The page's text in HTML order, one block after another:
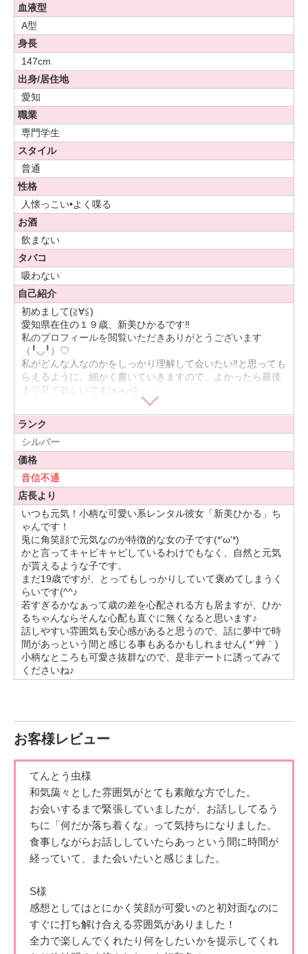
血液型
A型
身長
147cm
出身/居住地
愛知
職業
専門学生
スタイル
普通
性格
人懐っこい•よく喋る
お酒
飲まない
タバコ
吸わない
自己紹介
初めまして(≧∀≦)
愛知県在住の１９歳、新美ひかるです‼︎
私のプロフィールを閲覧いただきありがとうございます
（╹◡╹）♡
私がどんな人なのかをしっかり理解して会いたい‼︎と思っても
らえるように、細かく書いていきますので、よかったら最後
まで見て欲しいです(๑˃̵ᴗ˂̵)
私の性格を大胆にまとめると、とにかくいつも笑顔で明るい
ところが私の長所で、一緒に居てきっと元気になれます‼︎
その日の最後に笑顔でまたねができる自信あります‼︎
元気が欲しいならひかるまで♡笑っ
インドアかアウトドアかですと、アウトドア派ですが、家で
映画鑑賞とかゆっくりするのも好きです（≧∇≦）
また、前のバイト先にダーツが置いてあって、よく一緒のバ
イトの子と勝負したりしてたのでダーツ得意です‼︎
よかったらダーツ一緒に楽しみたいななんて思ってますっ
その時は負けないぞっ‼︎笑っ
好きな食べ物はラーメンが大好物で、細麺でややコッテリが
好みです♡
一緒に食べる餃子も好きだし、とにかく中華料理が大好き♡
そして嫌いな食べ物は特にないので、割と好き嫌い無くなん
でも食べちゃいます(´ω`)
他好きなものは、アニメだと『ひぐらしのなく頃に』という
バラエティ番組をよく見ます‼︎♡
またドラマとか映画とかも幅広く見ますが、『SPEC』とい
うドラマが大好きでずっと見てます‼︎
その主人公役の戸田恵梨香さんが大好きで、憧れです
（≧∇≦）
よかったら見てみてくださいっ
私は昔の中学生時代にラグビーをしていたことがあって、ラ
選手としてやっていたのでルールもちゃんと分かっていて観
戦とかも心から楽しめます♪♡
一緒に観戦に行ったとしたら楽しませられる自信とってもあ
るのでよかったら行きましょう‼︎♡
また、動くこと自体好きなので、その他のスポーツ観戦も気
になってるのでよかったら一緒に楽しみましょう〜っ
ランク
シルバー
価格
音信不通
店長より
いつも元気！小柄な可愛い系レンタル彼女「新美ひかる」ち
ゃんです！
兎に角笑顔で元気なのが特徴的な女の子です(*'ω'*)
かと言ってキャピキャピしているわけでもなく、自然と元気
が貰えるような子です。
まだ19歳ですが、とってもしっかりしていて褒めてしまうく
らいです(^^♪
若すぎるかなぁって歳の差を心配される方も居ますが、ひか
るちゃんならそんな心配も直ぐに無くなると思います♪
話しやすい雰囲気も安心感があると思うので、話に夢中で時
間があっという間と感じる事もあるかもしれません( *´艸｀)
小柄なところも可愛さ抜群なので、是非デートに誘ってみて
くださいね♪
お客様レビュー
てんとう虫様
和気藹々とした雰囲気がとても素敵な方でした。
お会いするまで緊張していましたが、お話ししてるう
ちに「何だか落ち着くな」って気持ちになりました。
食事しながらお話ししていたらあっという間に時間が
経っていて、
また会いたいと感じました。
S様
感想としてはとにかく笑顔が可愛いのと初対面なのに
すぐに打ち解け合える雰囲気がありました！
全力で楽しんでくれたり何をしたいかを提示してくれ